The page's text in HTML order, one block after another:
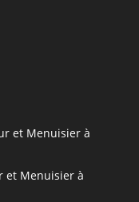
et Menuisier à
et Menuisier à